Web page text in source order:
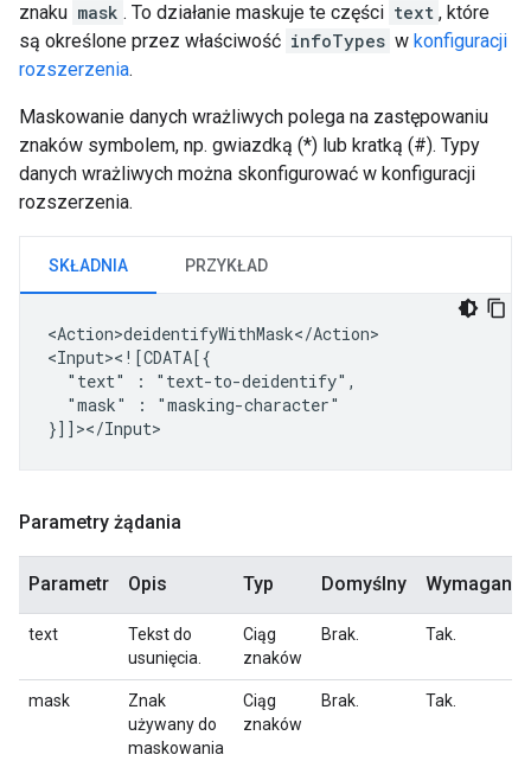
znaku mask . To działanie maskuje te części text , które
są określone przez właściwość infoTypes w konfiguracji
rozszerzenia.
Maskowanie danych wrażliwych polega na zastępowaniu
znaków symbolem, np. gwiazdką (*) lub kratką (#). Typy
danych wrażliwych można skonfigurować w konfiguracji
rozszerzenia.
SKŁADNIA PRZYKŁAD
<Action>deidentifyWithMask</Action>
"text"
:
"mask"
:
"masking-character"
Parametry żądania
Parametr Opis Typ Domyślny Wymagane
text
Tekst do
usunięcia.
Ciąg
znaków
Brak. Tak.
mask
Znak
używany do
maskowania
Ciąg
znaków
Brak. Tak.